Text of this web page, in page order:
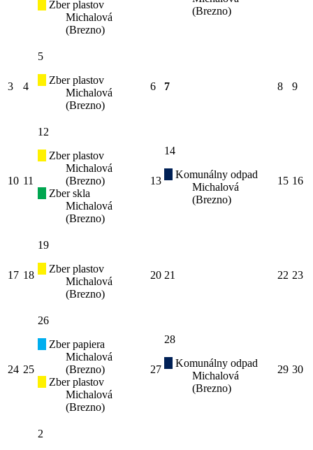
Zber plastov
Michalová
(Brezno)
(Brezno)
3 4
5
Zber plastov
Michalová
(Brezno)
6 7 8 9
10 11
12
Zber plastov
Michalová
(Brezno)
Zber skla
Michalová
(Brezno)
13
14
Komunálny odpad
Michalová
(Brezno)
15 16
17 18
19
Zber plastov
Michalová
(Brezno)
20 21 22 23
24 25
26
Zber papiera
Michalová
(Brezno)
Zber plastov
Michalová
(Brezno)
27
28
Komunálny odpad
Michalová
(Brezno)
29 30
2